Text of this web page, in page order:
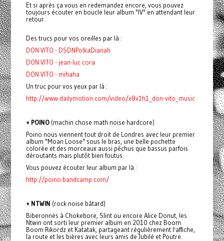
Et si après ça vous en redemandez encore, vous pouvez
toujours écouter en boucle leur album "IV" en attendant leur
retour.
Des trucs pour vos oreilles par là :
DON VITO - DSDNPolkaDianah
DON VITO - jean-luc cora
DON VITO - mihaha
Un truc pour vos yeux par là :
http://www.dailymotion.com/video/x8v1h1_don-vito_music
+ POINO(machin chose math noise hardcore)
Poino nous viennent tout droit de Londres avec leur premier
album "Moan Loose" sous le bras, une belle pochette
colorée et des morceaux aussi pêchus que bassus parfois
déroutants mais plutôt bien foutus.
Vous pouvez écouter leur album par là :
http://poino.bandcamp.com/
+ NTWIN (rock noise bâtard)
Biberonnés à Chokebore, Slint ou encore Alice Donut, les
Ntwin ont sorti leur premier album en 2010 chez Boom
Boom Rikordz et Katatak, partageant régulièrement l'affiche,
la route et les bières avec leurs amis de Jubilé et Poutre.